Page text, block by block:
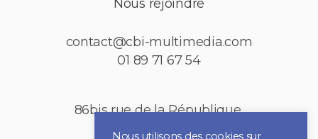
Nous rejoindre
contact@cbi-multimedia.com
01 89 71 67 54
86bis rue de la République,
92150 Puteaux
Nous utilisons des cookies sur